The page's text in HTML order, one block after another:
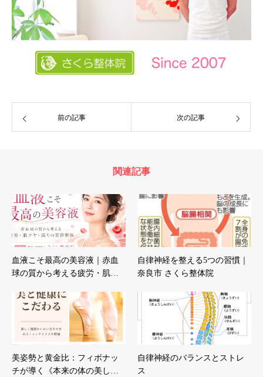
前の記事 次の記事
関連記事
血液こそ最高の美容液｜赤血
球の質から考える疲労・肌…
自律神経を整える5つの習慣｜
奈良市 さくら整体院
美姿勢と黄金比：フィボナッ
チが導く《本来の体の美し…
自律神経のバランスとストレ
ス